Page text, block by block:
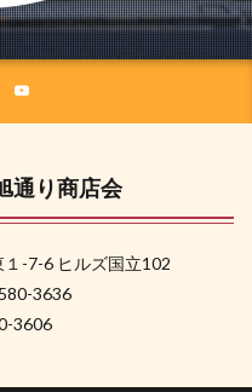
り商店会
-7-6 ヒルズ国立102
3636
3606